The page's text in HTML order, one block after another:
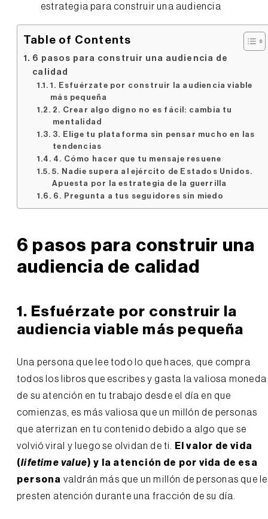
estrategia para construir una audiencia
Table of Contents
6 pasos para construir una audiencia de
calidad
1. Esfuérzate por construir la audiencia viable
más pequeña
2. Crear algo digno no es fácil: cambia tu
mentalidad
3. Elige tu plataforma sin pensar mucho en las
tendencias
4. Cómo hacer que tu mensaje resuene
5. Nadie supera al ejército de Estados Unidos.
Apuesta por la estrategia de la guerrilla
6. Pregunta a tus seguidores sin miedo
6 pasos para construir una
audiencia de calidad
1. Esfuérzate por construir la
audiencia viable más pequeña
Una persona que lee todo lo que haces, que compra
todos los libros que escribes y gasta la valiosa moneda
de su atención en tu trabajo desde el día en que
comienzas, es más valiosa que un millón de personas
que aterrizan en tu contenido debido a algo que se
volvió viral y luego se olvidan de ti.
El valor de vida
(lifetime value) y la atención de por vida de esa
persona valdrán más que un millón de personas que le
presten atención durante una fracción de su día.